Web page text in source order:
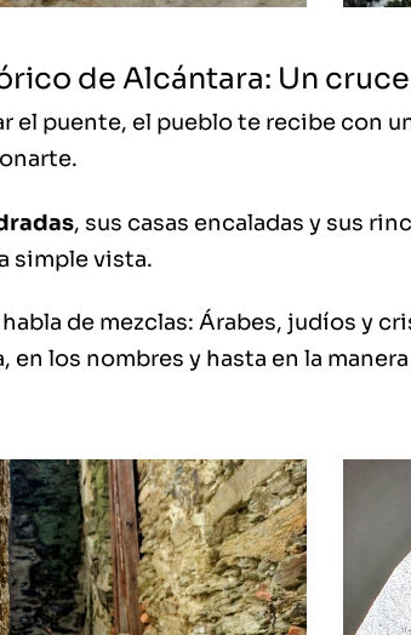
de Alcántara: Un
el puente, el pueblo te recibe con
, sus casas encaladas y sus
simple vista.
de mezclas: Árabes, judíos y
en los nombres y hasta en la